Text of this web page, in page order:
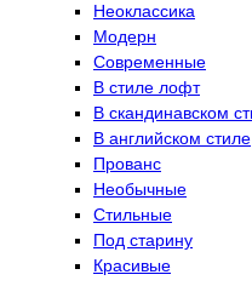
Неоклассика
Модерн
Современные
В стиле лофт
В скандинавском
В английском стиле
Прованс
Необычные
Стильные
Под старину
Красивые